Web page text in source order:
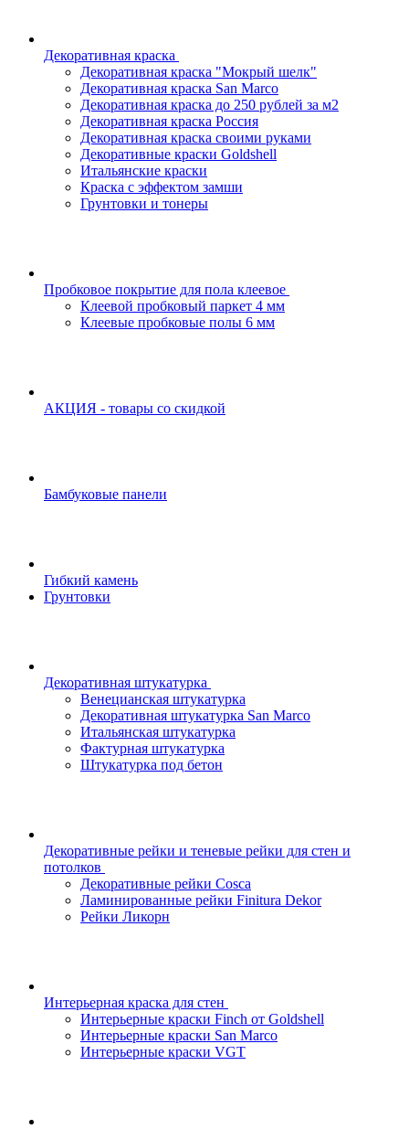
Декоративная краска
Декоративная краска "Мокрый шелк"
Декоративная краска San Marco
Декоративная краска до 250 рублей за м2
Декоративная краска Россия
Декоративная краска своими руками
Декоративные краски Goldshell
Итальянские краски
Краска с эффектом замши
Грунтовки и тонеры
Пробковое покрытие для пола клеевое
Клеевой пробковый паркет 4 мм
Клеевые пробковые полы 6 мм
АКЦИЯ - товары со скидкой
Бамбуковые панели
Гибкий камень
Грунтовки
Декоративная штукатурка
Венецианская штукатурка
Декоративная штукатурка San Marco
Итальянская штукатурка
Фактурная штукатурка
Штукатурка под бетон
Декоративные рейки и теневые рейки для стен и
потолков
Декоративные рейки Cosca
Ламинированные рейки Finitura Dekor
Рейки Ликорн
Интерьерная краска для стен
Интерьерные краски Finch от Goldshell
Интерьерные краски San Marco
Интерьерные краски VGT